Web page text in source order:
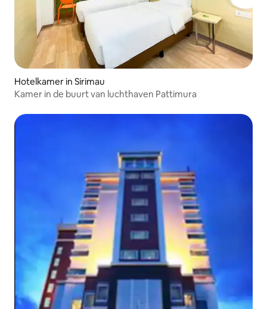
Hotelkamer in Sirimau
Kamer in de buurt van luchthaven Pattimura